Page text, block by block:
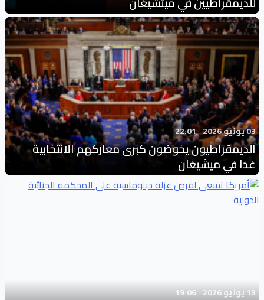
03 يونيو 2026 22:01
الديمقراطيون يخوضون كبرى معاركهم الانتخابية
غدا في ميشيغان
13 يونيو 2026 19:06